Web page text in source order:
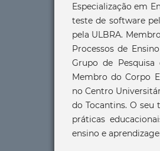
Especialização em
teste de software
pela ULBRA.
Processos de
Grupo de Pesquisa
Membro do Corpo
no Centro
do Tocantins. O
práticas
ensino e